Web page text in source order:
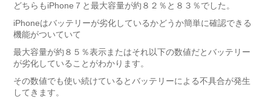
どちらもiPhone７と最大容量が約８２％と８３％でした。
iPhoneはバッテリーが劣化しているかどうか簡単に確認できる
機能がついていて
最大容量が約８５％表示またはそれ以下の数値だとバッテリー
が劣化していることがわかります。
その数値でも使い続けているとバッテリーによる不具合が発生
してきます。